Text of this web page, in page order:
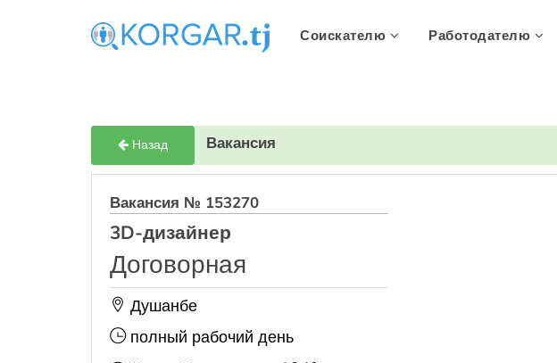
Соискателю Работодателю
Назад Вакансия
Вакансия № 153270
3D-дизайнер
Договорная
Душанбе
полный рабочий день